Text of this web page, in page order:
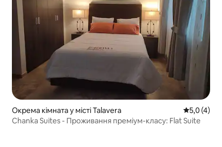
Окрема кімната у місті Talavera Середня
5,0 (4)
Chanka Suites - Проживання преміум-класу: Flat Suite